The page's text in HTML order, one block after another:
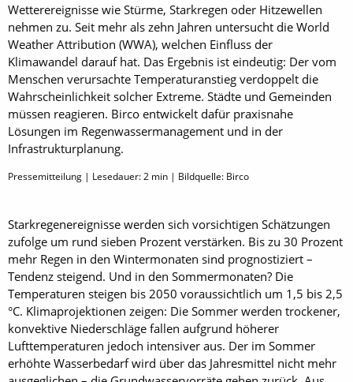
Wetterereignisse wie Stürme, Starkregen oder Hitzewellen
nehmen zu. Seit mehr als zehn Jahren untersucht die World
Weather Attribution (WWA), welchen Einfluss der
Klimawandel darauf hat. Das Ergebnis ist eindeutig: Der vom
Menschen verursachte Temperaturanstieg verdoppelt die
Wahrscheinlichkeit solcher Extreme. Städte und Gemeinden
müssen reagieren. Birco entwickelt dafür praxisnahe
Lösungen im Regenwassermanagement und in der
Infrastrukturplanung.
Pressemitteilung | Lesedauer:2 min | Bildquelle: Birco
Starkregenereignisse werden sich vorsichtigen Schätzungen
zufolge um rund sieben Prozent verstärken. Bis zu 30 Prozent
mehr Regen in den Wintermonaten sind prognostiziert –
Tendenz steigend. Und in den Sommermonaten? Die
Temperaturen steigen bis 2050 voraussichtlich um 1,5 bis 2,5
°C. Klimaprojektionen zeigen: Die Sommer werden trockener,
konvektive Niederschläge fallen aufgrund höherer
Lufttemperaturen jedoch intensiver aus. Der im Sommer
erhöhte Wasserbedarf wird über das Jahresmittel nicht mehr